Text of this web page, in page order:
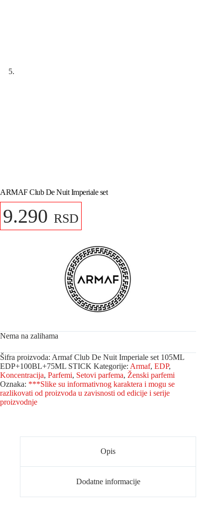
ARMAF Club De Nuit Imperiale set
9.290 RSD
Nema na zalihama
Šifra proizvoda: Armaf Club De Nuit Imperiale set 105ML
EDP+100BL+75ML STICK Kategorije: Armaf, EDP,
Koncentracija, Parfemi, Setovi parfema, Ženski parfemi
Oznaka: ***Slike su informativnog karaktera i mogu se
razlikovati od proizvoda u zavisnosti od edicije i serije
proizvodnje
Opis
Dodatne informacije